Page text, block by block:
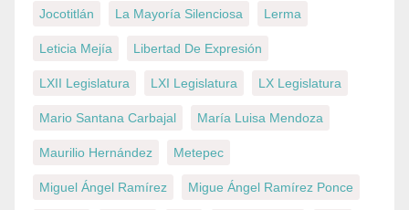
Jocotitlán La Mayoría Silenciosa Lerma
Leticia Mejía Libertad De Expresión
LXII Legislatura LXI Legislatura LX Legislatura
Mario Santana Carbajal María Luisa Mendoza
Maurilio Hernández Metepec
Miguel Ángel Ramírez Migue Ángel Ramírez Ponce